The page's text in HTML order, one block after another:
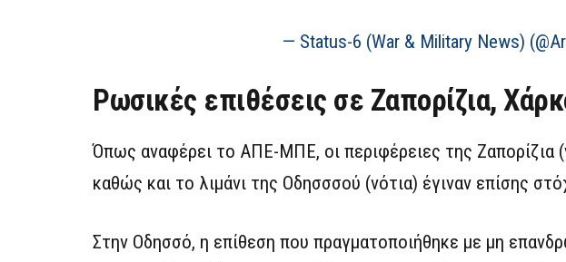
— Status-6 (War & Military News)
Ρωσικές επιθέσεις σε Ζαπορίζια,
Όπως αναφέρει το ΑΠΕ-ΜΠΕ, οι περιφέρειες της Ζαπορίζια
καθώς και το λιμάνι της Οδησσσού (νότια) έγιναν επίσης
Στην Οδησσό, η επίθεση που πραγματοποιήθηκε με μη